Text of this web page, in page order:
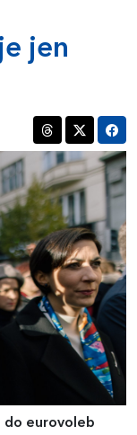
jen
do eurovoleb